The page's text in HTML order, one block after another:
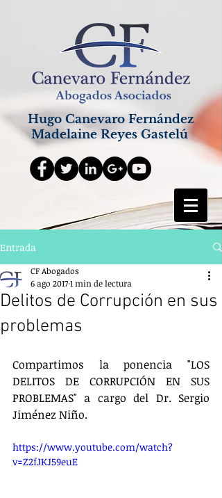
Hugo Canevaro Fernández
Madelaine Reyes Gastelú
Entrada
Delitos de Corrupción en sus
problemas
CF Abogados
6 ago 20171 min de lectura
Compartimos la ponencia "LOS
DELITOS DE CORRUPCIÓN EN SUS
PROBLEMAS" a cargo del Dr. Sergio
Jiménez Niño.
https://www.youtube.com/watch?
v=Z2fJKJ59euE